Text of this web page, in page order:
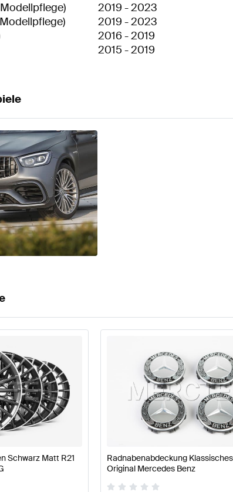
) 2019 -2023
) 2019 -2023
2016-2019
2015 -2019
Schwarz Matt R21
Radnabenabdeckung
Original Mercedes Benz